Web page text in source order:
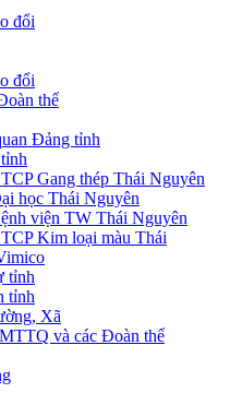
đổi
đổi
thể
Đảng tỉnh
Gang thép Thái Nguyên
học Thái Nguyên
viện TW Thái Nguyên
Kim loại màu Thái
tỉnh
tỉnh
Xã
và các Đoàn thể